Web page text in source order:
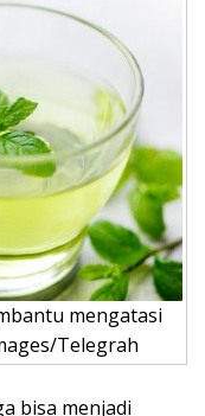
mengatasi
Telegrah
bisa menjadi